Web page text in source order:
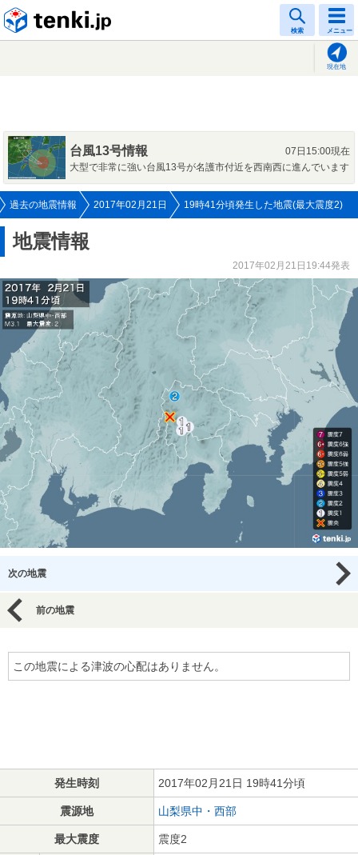
検索 メニュー
現在地
台風13号情報
07日15:00現在
大型で非常に強い台風13号が名護市付近を西南西に進んでいます
過去の地震情報 2017年02月21日 19時41分頃発生した地震(最大震度2)
地震情報
2017年02月21日19:44発表
次の地震
前の地震
この地震による津波の心配はありません。
発生時刻 2017年02月21日 19時41分頃
震源地 山梨県中・西部
最大震度 震度2